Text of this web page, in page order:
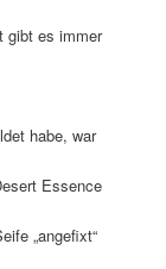
gibt es immer
habe, war
Essence
„angefixt“